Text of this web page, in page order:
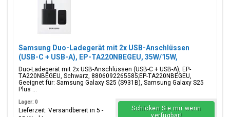
Samsung Duo-Ladegerät mit 2x USB-Anschlüssen
(USB-C + USB-A), EP-TA220NBEGEU, 35W/15W,
Schwarz, Blisterverpackung, 8806092265585;EP-
TA220NBEGEU
Duo-Ladegerät mit 2x USB-Anschlüssen (USB-C + USB-A), EP-
TA220NBEGEU, Schwarz, 8806092265585;EP-TA220NBEGEU,
Geeignet für: Samsung Galaxy S25 (S931B), Samsung Galaxy S25
Plus ...
Lager: 0
Lieferzeit: Versandbereit in 5 -
Schicken Sie mir wenn
verfügbar!